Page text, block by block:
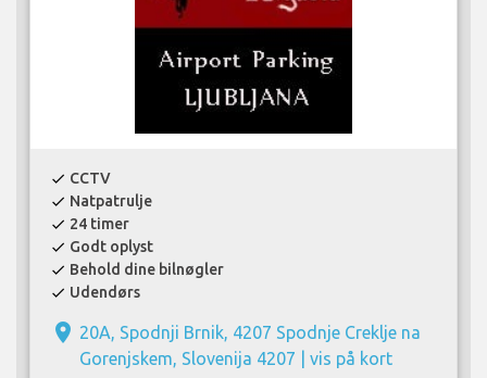
check CCTV
check Natpatrulje
check 24 timer
check Godt oplyst
check Behold dine bilnøgler
check Udendørs
place 20A, Spodnji Brnik, 4207 Spodnje Creklje na
Gorenjskem, Slovenija 4207 | vis på kort